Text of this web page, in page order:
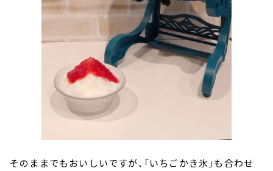
そのままでもおいしいですが、「いちごかき氷」も合わせ